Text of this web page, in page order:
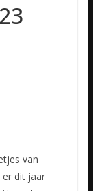
van
er dit jaar